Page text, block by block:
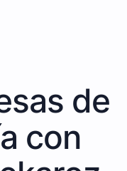
de
con